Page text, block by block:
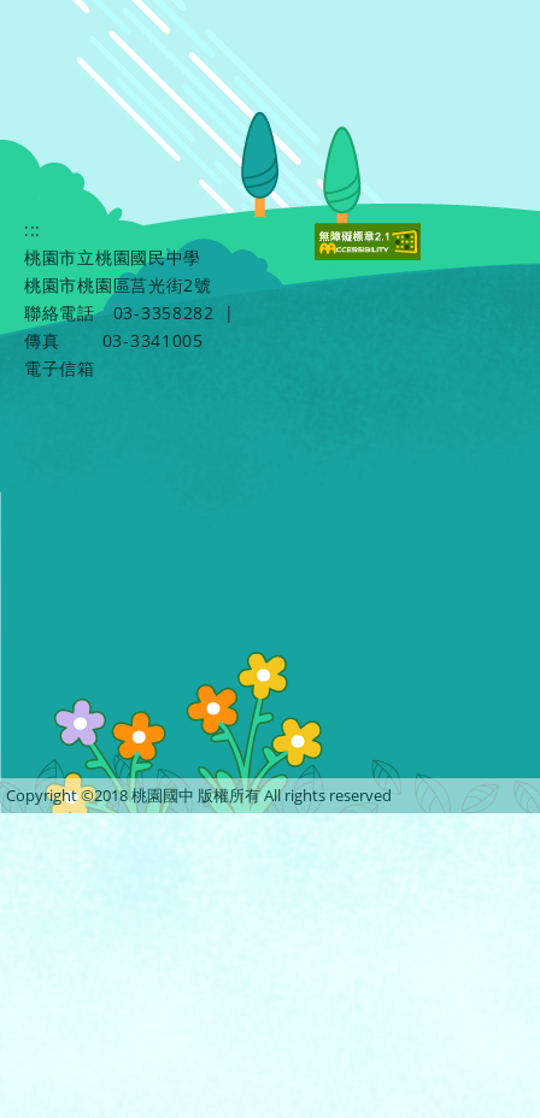
:::
桃園市立桃園國民中學
桃園市桃園區莒光街2號
聯絡電話
03-3358282
|
傳真
03-3341005
電子信箱
Copyright ©2018 桃園國中 版權所有 All rights reserved